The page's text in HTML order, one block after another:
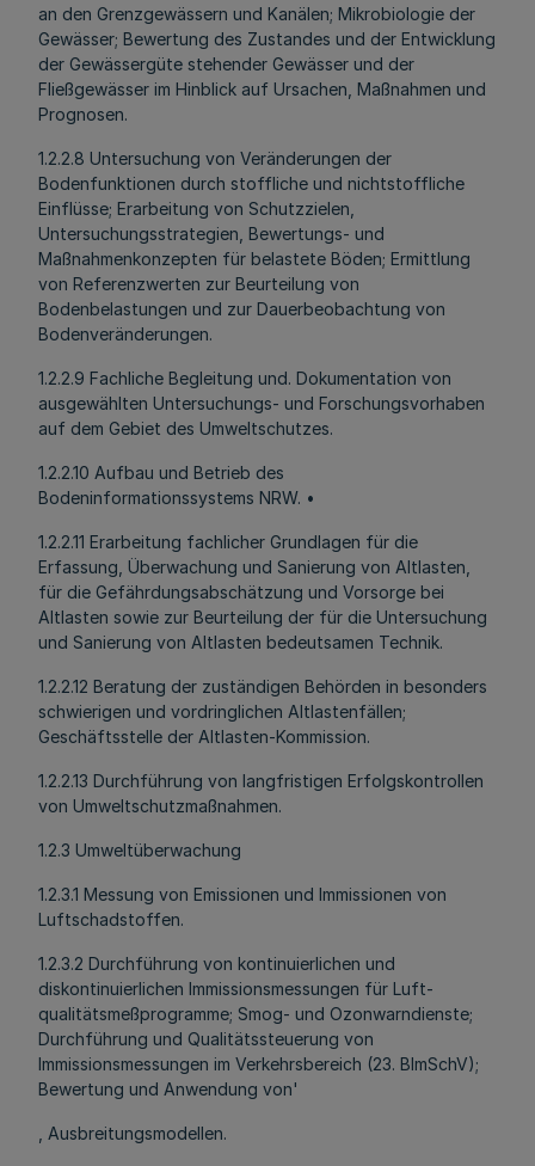
an den Grenzgewässern und Kanälen; Mikrobiologie der
Gewässer; Bewertung des Zustandes und der Entwicklung
der Gewässergüte stehender Gewässer und der
Fließgewässer im Hinblick auf Ursachen, Maßnahmen und
Prognosen.
1.2.2.8 Untersuchung von Veränderungen der
Bodenfunktionen durch stoffliche und nichtstoffliche
Einflüsse; Erarbeitung von Schutzzielen,
Untersuchungsstrategien, Bewertungs- und
Maßnahmenkonzepten für belastete Böden; Ermittlung
von Referenzwerten zur Beurteilung von
Bodenbelastungen und zur Dauerbeobachtung von
Bodenveränderungen.
1.2.2.9 Fachliche Begleitung und. Dokumentation von
ausgewählten Untersuchungs- und Forschungsvorhaben
auf dem Gebiet des Umweltschutzes.
1.2.2.10 Aufbau und Betrieb des
Bodeninformationssystems NRW. •
1.2.2.11 Erarbeitung fachlicher Grundlagen für die
Erfassung, Überwachung und Sanierung von Altlasten,
für die Gefährdungsabschätzung und Vorsorge bei
Altlasten sowie zur Beurteilung der für die Untersuchung
und Sanierung von Altlasten bedeutsamen Technik.
1.2.2.12 Beratung der zuständigen Behörden in besonders
schwierigen und vordringlichen Altlastenfällen;
Geschäftsstelle der Altlasten-Kommission.
1.2.2.13 Durchführung von langfristigen Erfolgskontrollen
von Umweltschutzmaßnahmen.
1.2.3 Umweltüberwachung
1.2.3.1 Messung von Emissionen und Immissionen von
Luftschadstoffen.
1.2.3.2 Durchführung von kontinuierlichen und
diskontinuierlichen Immissionsmessungen für Luft-
qualitätsmeßprogramme; Smog- und Ozonwarndienste;
Durchführung und Qualitätssteuerung von
Immissionsmessungen im Verkehrsbereich (23. BImSchV);
Bewertung und Anwendung von'
, Ausbreitungsmodellen.